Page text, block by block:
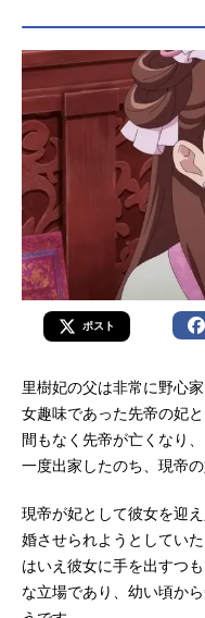
ポスト
里樹妃の父は非常に野心
女趣味であった先帝の妃
間もなく先帝が亡くなり
一度出家したのち、現帝
現帝が妃として彼女を迎
婚させられようとしてい
はいえ彼女に手を出すつ
な立場であり、幼い頃か